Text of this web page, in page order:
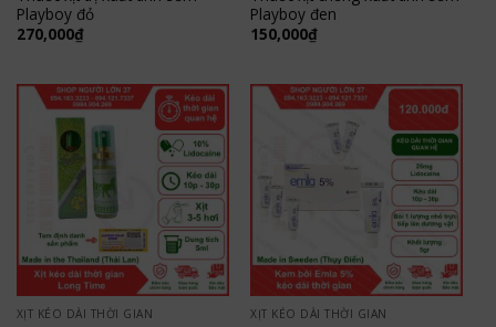
Playboy đỏ
270,000₫
Playboy đen
150,000₫
XỊT KÉO DÀI THỜI GIAN XỊT KÉO DÀI THỜI GIAN